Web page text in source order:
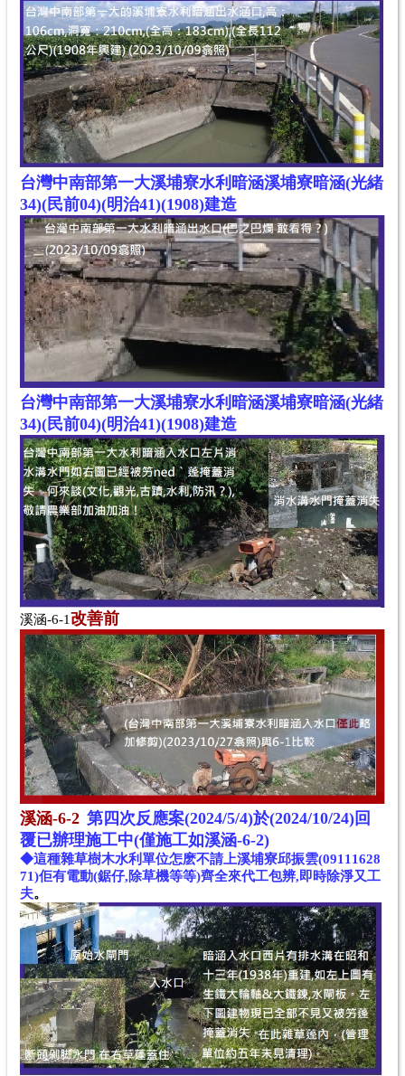
台灣中南部第一大溪埔寮水利暗涵溪埔寮暗涵(光緒
34)(民前04)(明治41)(1908)建造
台灣中南部第一大溪埔寮水利暗涵溪埔寮暗涵(光緒
34)(民前04)(明治41)(1908)建造
溪涵-6-1改善前
溪涵-6-2 第四次反應案(2024/5/4)於(2024/10/24)回
覆已辦理施工中(僅施工如溪涵-6-2)
◆這種雜草樹木水利單位怎麽不請上溪埔寮邱振雲(09111628
71)佢有電動(鋸仔,除草機等等)齊全來代工包辨,即時除淨又工
夫。